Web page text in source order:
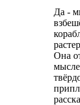
Да -
Она